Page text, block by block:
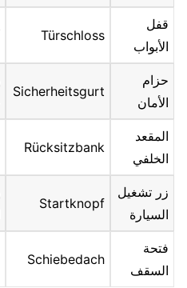
قفل
الأبواب
Türschloss
حزام
الأمان
Sicherheitsgurt
المقعد
الخلفي
Rücksitzbank
زر تشغيل
السيارة
Startknopf
فتحة
السقف
Schiebedach